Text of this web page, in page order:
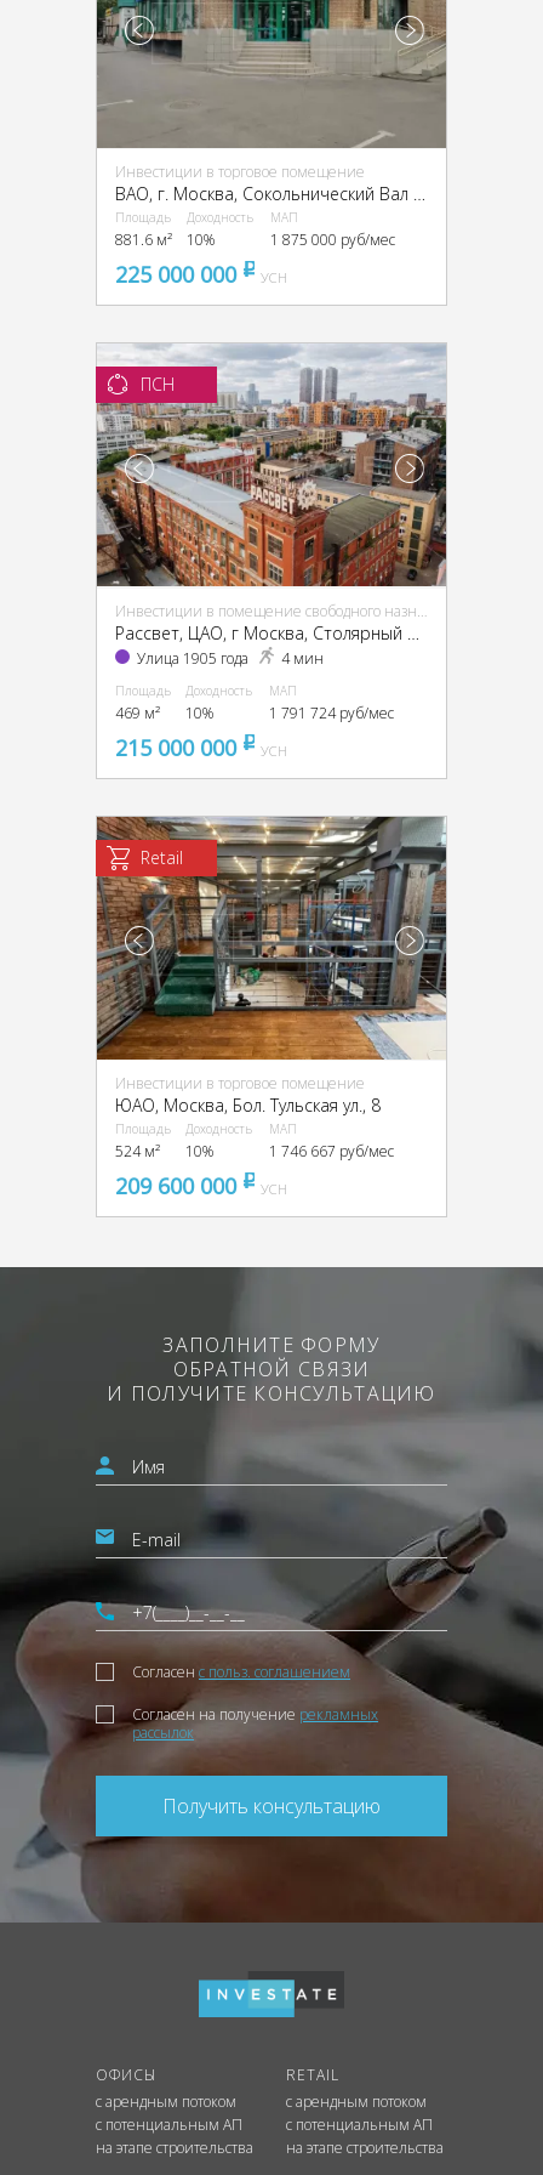
Инвестиции в торговое помещение
ВАО, г. Москва, Сокольнический Вал ул., 8
Площадь
881.6 м²
Доходность
10%
МАП
1 875 000 руб/мес
225 000 000 pуб
УСН
ПСН
Инвестиции в помещение свободного назначения (ПСН)
Улица 1905 года 4 мин
Площадь
469 м²
Доходность
10%
МАП
1 791 724 руб/мес
215 000 000 pуб
УСН
Retail
Инвестиции в торговое помещение
ЮАО, Москва, Бол. Тульская ул., 8
Площадь
524 м²
Доходность
10%
МАП
1 746 667 руб/мес
209 600 000 pуб
УСН
ЗАПОЛНИТЕ ФОРМУ
ОБРАТНОЙ СВЯЗИ
И ПОЛУЧИТЕ КОНСУЛЬТАЦИЮ
Согласен с польз. соглашением
Согласен на получение рекламных
рассылок
Получить консультацию
ОФИСЫ
с арендным потоком
с потенциальным АП
на этапе строительства
RETAIL
с арендным потоком
с потенциальным АП
на этапе строительства